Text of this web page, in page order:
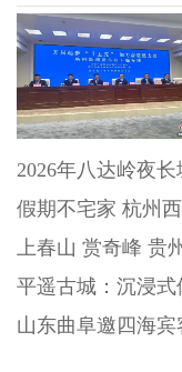
2026年八达岭夜
假期不宅家 杭州
上春山 赏奇峰 贵
平遥古城：沉浸式
山东曲阜邀四海